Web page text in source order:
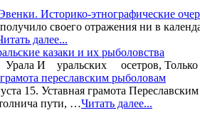
Историко-этнографические
своего отражения ни в
далее...
казаки и их рыболовства
И уральских осетров, Только
переславским рыболовам
15. Уставная грамота
пути, …Читать далее...